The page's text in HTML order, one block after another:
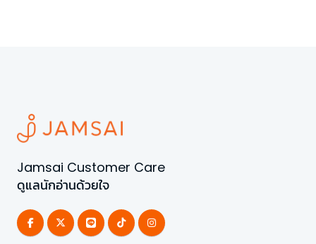
Jamsai Customer Care
ดูแลนักอ่านด้วยใจ